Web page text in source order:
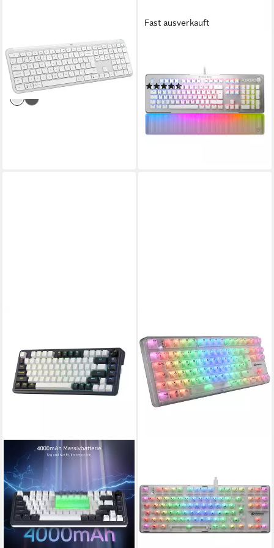
LOGITECH
Signature Slim K950 Tastatur
ab 91,90 €
lieferbar - in 6-7 Werktagen bei dir
Fast ausverkauft
Tastatur
(2)
ab 200,62 € UVP229,99 €
18,32 €mtl. in 12 Raten
-13%
lieferbar - in 3-4 Werktagen bei dir